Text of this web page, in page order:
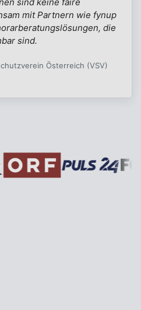
mit Partnern wie fynup
die
sind.
Österreich (VSV)